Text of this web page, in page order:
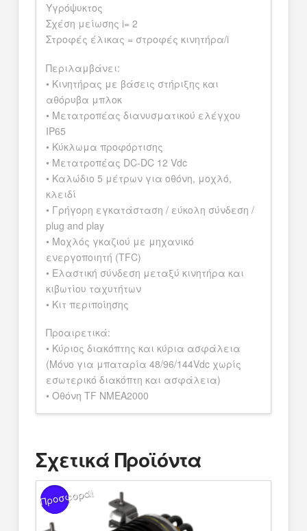
Υγρόψυκτος
Σχέση μείωσης i= 2
Στροφές έλικας = στροφές κινητήρα/i
Περιλαμβάνει:
• Κινητήρας με βάσεις στήριξης και
αθόρυβα μπλοκ
• Μετατροπέας διανυσματικού ελέγχου
IP65
• Κύκλωμα προφόρτισης
• Μετατροπέας DC-DC 12 Vdc
• Καλώδιο 5 μέτρων για οθόνη, μοχλό,
κλειδί
• Γρήγορη εγκατάσταση / εύκολη σύνδεση /
plug and play
• Μοχλός γκαζιού με μηχανικό
ενεργοποιητή (TFC)
• Ελαστική σύνδεση μεταξύ κινητήρα και
κιβωτίου ταχυτήτων
• Κιτ περιποίησης
Προαιρετικά:
• Κύριος διακόπτης και κύρια ασφάλεια
(Μόνο για μπαταρία 48/96/144Vdc χωρίς
εσωτερικό διακόπτη και ασφάλεια)
• Οθόνη TF NMEA2000
Σχετικά Προϊόντα
Προσφορά!